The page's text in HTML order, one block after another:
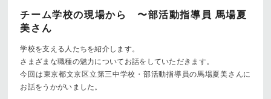
チーム学校の現場から 〜部活動指導員 馬場夏
美さん
学校を支える人たちを紹介します。
さまざまな職種の魅力についてお話をしていただきます。
今回は東京都文京区立第三中学校・部活動指導員の馬場夏美さんに
お話をうかがいました。